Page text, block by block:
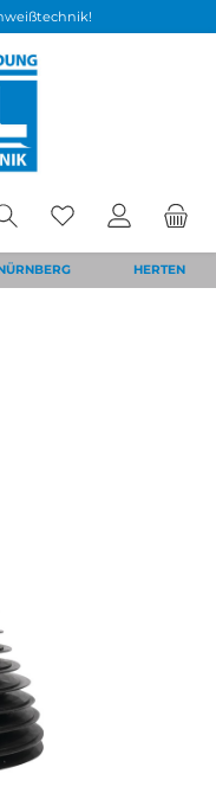
HERTEN